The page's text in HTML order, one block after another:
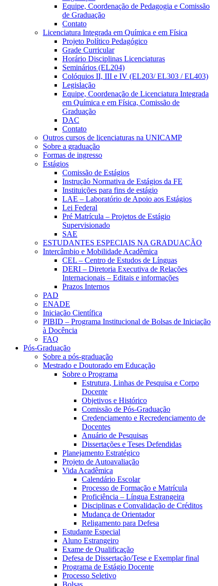
Equipe, Coordenação de Pedagogia e Comissão
de Graduação
Contato
Licenciatura Integrada em Química e em Física
Projeto Político Pedagógico
Grade Curricular
Horário Disciplinas Licenciaturas
Seminários (EL204)
Colóquios II, III e IV (EL203/ EL303 / EL403)
Legislação
Equipe, Coordenação de Licenciatura Integrada
em Química e em Física, Comissão de
Graduação
DAC
Contato
Outros cursos de licenciaturas na UNICAMP
Sobre a graduação
Formas de ingresso
Estágios
Comissão de Estágios
Instrução Normativa de Estágios da FE
Instituições para fins de estágio
LAE – Laboratório de Apoio aos Estágios
Lei Federal
Pré Matrícula – Projetos de Estágio
Supervisionado
SAE
ESTUDANTES ESPECIAIS NA GRADUAÇÃO
Intercâmbio e Mobilidade Acadêmica
CEL – Centro de Estudos de Línguas
DERI – Diretoria Executiva de Relações
Internacionais – Editais e informações
Prazos Internos
PAD
ENADE
Iniciação Científica
PIBID – Programa Institucional de Bolsas de Iniciação
à Docência
FAQ
Pós-Graduação
Sobre a pós-graduação
Mestrado e Doutorado em Educação
Sobre o Programa
Estrutura, Linhas de Pesquisa e Corpo
Docente
Objetivos e Histórico
Comissão de Pós-Graduação
Credenciamento e Recredenciamento de
Docentes
Anuário de Pesquisas
Dissertações e Teses Defendidas
Planejamento Estratégico
Projeto de Autoavaliação
Vida Acadêmica
Calendário Escolar
Processo de Formação e Matrícula
Proficiência – Língua Estrangeira
Disciplinas e Convalidação de Créditos
Mudança de Orientador
Religamento para Defesa
Estudante Especial
Aluno Estrangeiro
Exame de Qualificação
Defesa de Dissertação/Tese e Exemplar final
Programa de Estágio Docente
Processo Seletivo
Bolsas